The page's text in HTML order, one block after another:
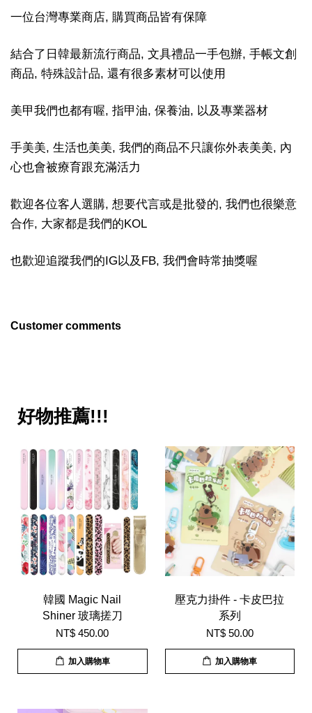
一位台灣專業商店, 購買商品皆有保障
結合了日韓最新流行商品, 文具禮品一手包辦, 手帳文創
商品, 特殊設計品, 還有很多素材可以使用
美甲我們也都有喔, 指甲油, 保養油, 以及專業器材
手美美, 生活也美美, 我們的商品不只讓你外表美美, 內
心也會被療育跟充滿活力
歡迎各位客人選購, 想要代言或是批發的, 我們也很樂意
合作, 大家都是我們的KOL
也歡迎追蹤我們的IG以及FB, 我們會時常抽獎喔
Customer comments
好物推薦!!!
韓國 Magic Nail
Shiner 玻璃搓刀
NT$ 450.00
加入購物車
壓克力掛件 - 卡皮巴拉
系列
NT$ 50.00
加入購物車